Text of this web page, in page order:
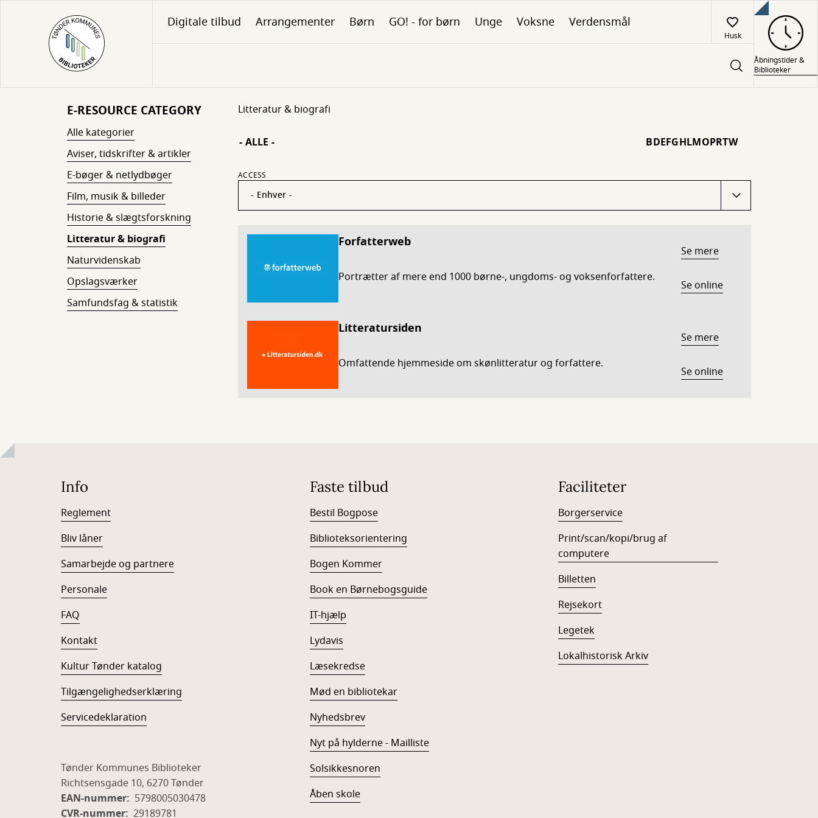
hovedindhold
Digitale tilbud Arrangementer Børn GO! - for børn Unge Voksne Verdensmål
Husk
Åbningstider &
Biblioteker
E-RESOURCE CATEGORY
Alle kategorier
Aviser, tidskrifter & artikler
E-bøger & netlydbøger
Film, musik & billeder
Historie & slægtsforskning
Litteratur & biografi
Naturvidenskab
Opslagsværker
Samfundsfag & statistik
Litteratur & biografi
- ALLE - BDEFGHLMOPRTW
ACCESS
Forfatterweb
Portrætter af mere end 1000 børne-, ungdoms- og voksenforfattere.
Se mere
Se online
Litteratursiden
Omfattende hjemmeside om skønlitteratur og forfattere.
Se mere
Se online
Info
Reglement
Bliv låner
Samarbejde og partnere
Personale
FAQ
Kontakt
Kultur Tønder katalog
Tilgængelighedserklæring
Servicedeklaration
Tønder Kommunes Biblioteker
Richtsensgade 10, 6270 Tønder
EAN-nummer: 5798005030478
CVR-nummer: 29189781
Faste tilbud
Bestil Bogpose
Biblioteksorientering
Bogen Kommer
Book en Børnebogsguide
IT-hjælp
Lydavis
Læsekredse
Mød en bibliotekar
Nyhedsbrev
Nyt på hylderne - Mailliste
Solsikkesnoren
Åben skole
Faciliteter
Borgerservice
Print/scan/kopi/brug af
computere
Billetten
Rejsekort
Legetek
Lokalhistorisk Arkiv